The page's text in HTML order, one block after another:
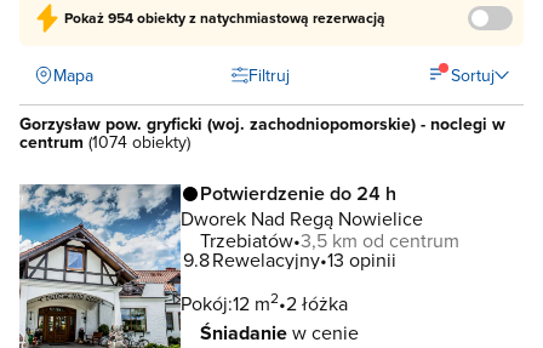
Pokaż954 obiektyz natychmiastową rezerwacją
Mapa Filtruj
Sortuj
Gorzysław pow. gryficki (woj. zachodniopomorskie) - noclegi w
centrum (1074 obiekty)
Potwierdzenie do 24 h
Dworek Nad Regą Nowielice
Trzebiatów 3,5 km od centrum
9.8Rewelacyjny 13 opinii
Pokój:12 m2 2 łóżka
Śniadaniew cenie